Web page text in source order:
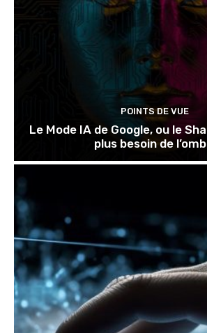
POINTS DE VUE
Le Mode IA de Google, ou le
plus besoin de